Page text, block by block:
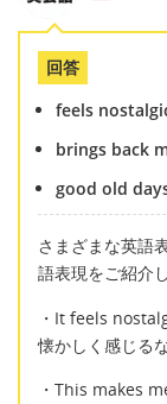
回答
feels
brings back
good old
さまざまな英語
語表現をご紹介
・It feels
懐かしく感じるな
・This makes